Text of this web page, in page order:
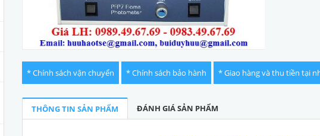
* Chính sách vận chuyển * Chính sách bảo hành * Giao hàng và thu tiền tại
THÔNG TIN SẢN PHẨM ĐÁNH GIÁ SẢN PHẨM